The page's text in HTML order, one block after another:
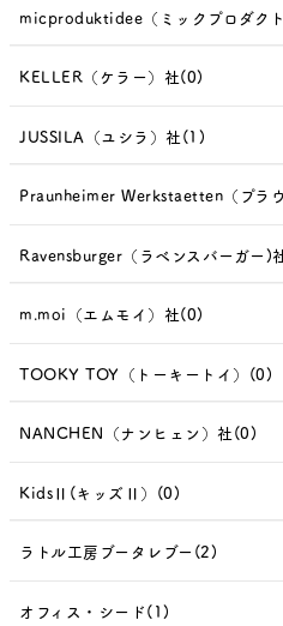
micproduktidee（ミックプロダク
KELLER（ケラー）社(0)
JUSSILA（ユシラ）社(1)
Praunheimer Werkstaetten（プラ
Ravensburger（ラベンスバーガー)
m.moi（エムモイ）社(0)
TOOKY TOY（トーキートイ）(0)
NANCHEN（ナンヒェン）社(0)
KidsⅡ(キッズⅡ）(0)
ラトル工房ブータレブー(2)
オフィス・シード(1)